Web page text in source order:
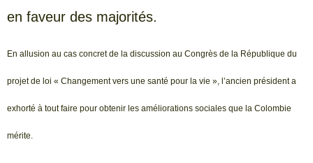
en faveur des majorités.
En allusion au cas concret de la discussion au Congrès de la République du
projet de loi « Changement vers une santé pour la vie », l’ancien président a
exhorté à tout faire pour obtenir les améliorations sociales que la Colombie
mérite.